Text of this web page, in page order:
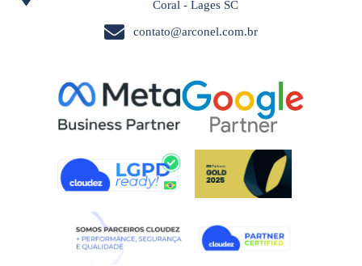
Coral - Lages SC
contato@arconel.com.br